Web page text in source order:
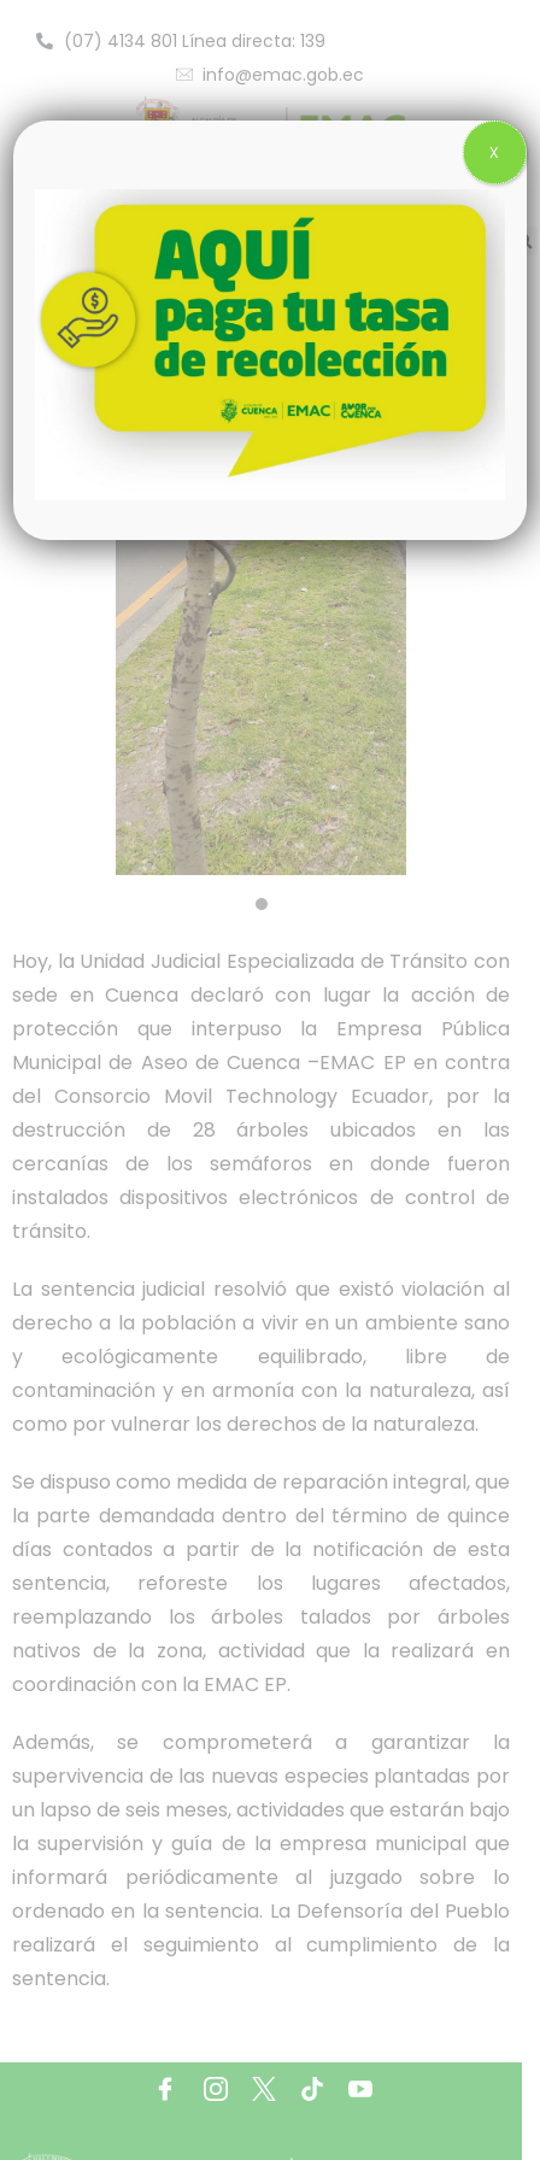
info@emac.gob.ec
(07) 4134 801 Línea directa: 139
Sentencia declara con lugar acción de
protección por destrucción de 28
Hoy, la Unidad Judicial Especializada de Tránsito con
sede en Cuenca declaró con lugar la acción de
protección que interpuso la Empresa Pública
Municipal de Aseo de Cuenca –EMAC EP en contra
del Consorcio Movil Technology Ecuador, por la
destrucción de 28 árboles ubicados en las
cercanías de los semáforos en donde fueron
instalados dispositivos electrónicos de control de
tránsito.
La sentencia judicial resolvió que existó violación al
derecho a la población a vivir en un ambiente sano
y ecológicamente equilibrado, libre de
contaminación y en armonía con la naturaleza, así
como por vulnerar los derechos de la naturaleza.
Se dispuso como medida de reparación integral, que
la parte demandada dentro del término de quince
días contados a partir de la notificación de esta
sentencia, reforeste los lugares afectados,
reemplazando los árboles talados por árboles
nativos de la zona, actividad que la realizará en
coordinación con la EMAC EP.
Además, se comprometerá a garantizar la
supervivencia de las nuevas especies plantadas por
un lapso de seis meses, actividades que estarán bajo
la supervisión y guía de la empresa municipal que
informará periódicamente al juzgado sobre lo
ordenado en la sentencia. La Defensoría del Pueblo
realizará el seguimiento al cumplimiento de la
sentencia.
X